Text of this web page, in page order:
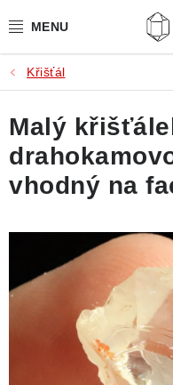
na
PŘÍRODNÍ KAMENY
BROUŠENÉ KAMENY
MISTROVSKÉ KRYSTALY
VIDEOGALERIE
Křišťál
Malý
vhodný na